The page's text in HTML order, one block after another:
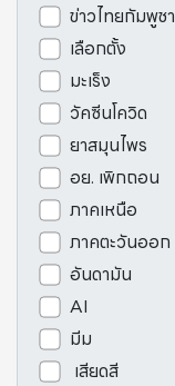
ข่าวไทยกัมพูชา
เลือกตั้ง
มะเร็ง
วัคซีนโควิด
ยาสมุนไพร
อย. เพิกถอน
ภาคเหนือ
ภาคตะวันออก
อันดามัน
AI
มีม
เสียดสี